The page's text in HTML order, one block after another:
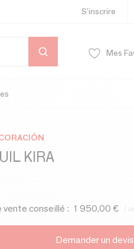
S’inscrire
Mes
KIRA
vente conseillé : 1 950,00 € /
Demander un devis